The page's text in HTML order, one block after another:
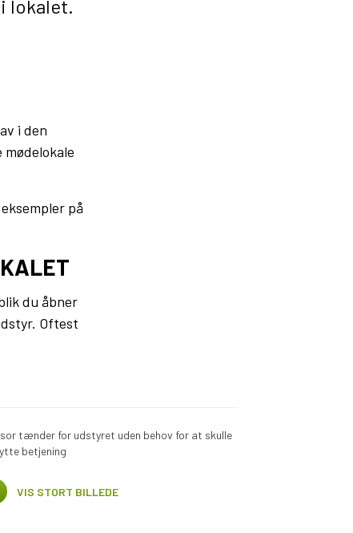
lokalet.
i den
på
du åbner
Oftest
tænder for udstyret uden behov for at skulle
betjening
VIS STORT BILLEDE